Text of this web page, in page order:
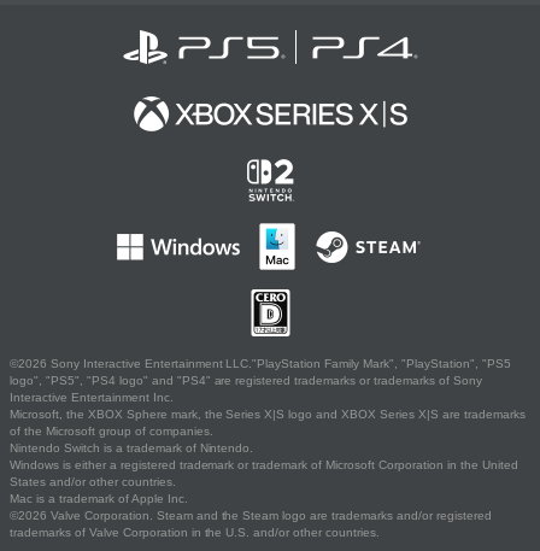
©2026 Sony Interactive Entertainment LLC."PlayStation Family Mark", "PlayStation", "PS5
logo", "PS5", "PS4 logo" and "PS4" are registered trademarks or trademarks of Sony
Interactive Entertainment Inc.
Microsoft, the XBOX Sphere mark, the Series X|S logo and XBOX Series X|S are trademarks
of the Microsoft group of companies.
Nintendo Switch is a trademark of Nintendo.
Windows is either a registered trademark or trademark of Microsoft Corporation in the United
States and/or other countries.
Mac is a trademark of Apple Inc.
©2026 Valve Corporation. Steam and the Steam logo are trademarks and/or registered
trademarks of Valve Corporation in the U.S. and/or other countries.